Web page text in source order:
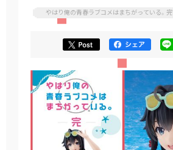
やはり俺の青春ラブコメはまちがっている。完